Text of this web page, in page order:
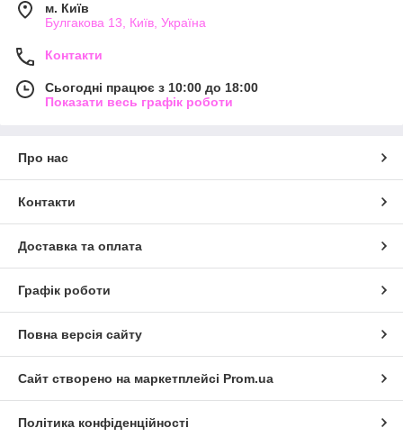
м. Київ
Булгакова 13, Київ, Україна
Контакти
Сьогодні працює з 10:00 до 18:00
Показати весь графік роботи
Про нас
Контакти
Доставка та оплата
Графік роботи
Повна версія сайту
Сайт створено на маркетплейсі Prom.ua
Політика конфіденційності